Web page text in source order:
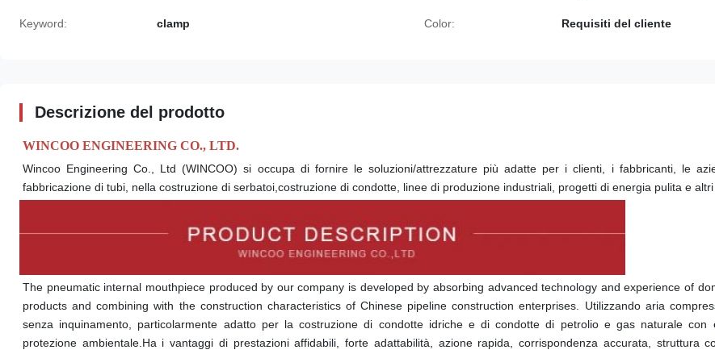
Keyword: clamp Color: Requisiti del cliente
Descrizione del prodotto
WINCOO ENGINEERING CO., LTD.
Wincoo Engineering Co., Ltd (WINCOO) si occupa di fornire le soluzioni/attrezzature più adatte per i clienti, i fabbricanti, le
fabbricazione di tubi, nella costruzione di serbatoi,costruzione di condotte, linee di produzione industriali, progetti di energia pulita e altri
The pneumatic internal mouthpiece produced by our company is developed by absorbing advanced technology and experience of
products and combining with the construction characteristics of Chinese pipeline construction enterprises. Utilizzando aria
senza inquinamento, particolarmente adatto per la costruzione di condotte idriche e di condotte di petrolio e gas naturale con
protezione ambientale.Ha i vantaggi di prestazioni affidabili, forte adattabilità, azione rapida, corrispondenza accurata, struttura